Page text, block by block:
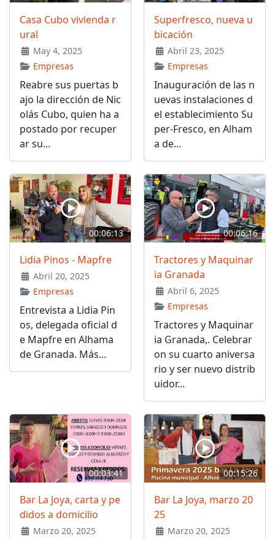
Casa Cubo vivienda r
ural
May 4, 2025
Empresas
Reabre sus puertas b
ajo la dirección de Nic
olás Cubo, quien ha a
postado por recuper
ar su...
Superfresco, nueva u
bicación
Abril 23, 2025
Empresas
Inauguración de las n
uevas instalaciones d
el establecimiento Su
per-Fresco, en Alham
a de...
00:06:13
Lidia Pinos - Mapfre
Abril 20, 2025
Empresas
Entrevista a Lidia Pin
os, delegada oficial d
e Mapfre en Alhama
de Granada. Más...
00:06:16
Tractores y Maquinar
ia Granada
Abril 6, 2025
Empresas
Tractores y Maquinar
ia Granada,. Celebrar
on su cuarto aniversa
rio y ser nuevo distrib
uidor...
00:03:41
Bar La Joya, carta y pe
didos a domicilio
Marzo 20, 2025
00:15:26
Bar La Joya, marzo 20
25
Marzo 20, 2025